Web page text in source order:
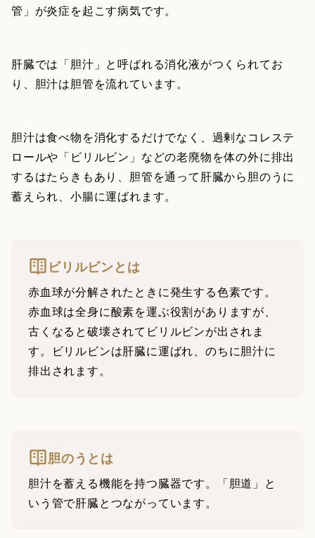
管」が炎症を起こす病気です。
肝臓では「胆汁」と呼ばれる消化液がつくられてお
り、胆汁は胆管を流れています。
胆汁は食べ物を消化するだけでなく、過剰なコレステ
ロールや「ビリルビン」などの老廃物を体の外に排出
するはたらきもあり、胆管を通って肝臓から胆のうに
蓄えられ、小腸に運ばれます。
ビリルビンとは
赤血球が分解されたときに発生する色素です。
赤血球は全身に酸素を運ぶ役割がありますが、
古くなると破壊されてビリルビンが出されま
す。ビリルビンは肝臓に運ばれ、のちに胆汁に
排出されます。
胆のうとは
胆汁を蓄える機能を持つ臓器です。「胆道」と
いう管で肝臓とつながっています。